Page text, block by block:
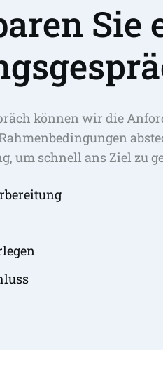
Sie
können wir die
um schnell ans Ziel zu